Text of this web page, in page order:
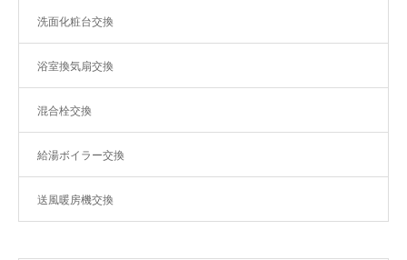
洗面化粧台交換
浴室換気扇交換
混合栓交換
給湯ボイラー交換
送風暖房機交換